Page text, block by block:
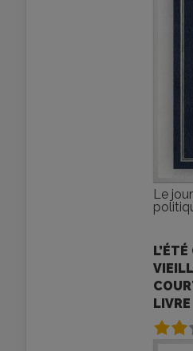
Le
LIVRE